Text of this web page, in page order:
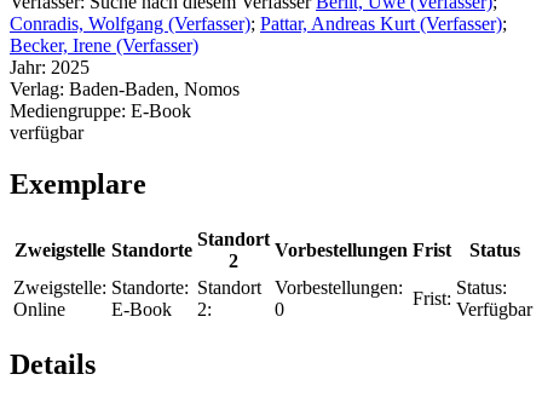
Conradis, Wolfgang (Verfasser); Pattar, Andreas Kurt (Verfasser);
Becker, Irene (Verfasser)
Jahr: 2025
Verlag: Baden-Baden, Nomos
Mediengruppe: E-Book
verfügbar
Exemplare
Zweigstelle Standorte
Standort
2
Vorbestellungen Frist
Status
Zweigstelle:
Online
Standorte:
E-Book
Standort
2:
Vorbestellungen:
0
Frist:
Status:
Verfügbar
Details